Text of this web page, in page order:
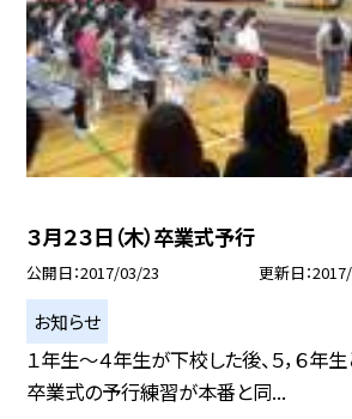
３月２３日（木）卒業式予行
公開日 2017/03/23 更新日
お知らせ
１年生〜４年生が下校した後、５，６年
卒業式の予行練習が本番と同...